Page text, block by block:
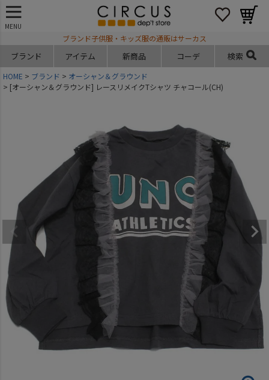
MENU
ブランド子供服・キッズ服の通販はサーカス
ブランド アイテム 新商品 コーデ 検索
HOME ブランド
オーシャン＆グラウンド
[オーシャン＆グラウンド] レースリメイクTシャツ チャコール(CH)